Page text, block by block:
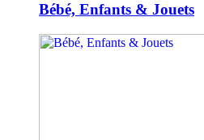
Bébé, Enfants & Jouets